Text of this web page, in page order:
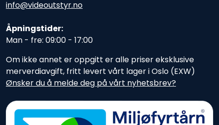
info@videoutstyr.no
Åpningstider:
Man - fre: 09:00 - 17:00
Om ikke annet er oppgitt er alle priser eksklusive
merverdiavgift, fritt levert vårt lager i Oslo (EXW)
Ønsker du å melde deg på vårt nyhetsbrev?